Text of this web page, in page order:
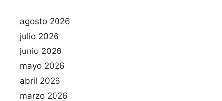
agosto 2026
julio 2026
junio 2026
mayo 2026
abril 2026
marzo 2026